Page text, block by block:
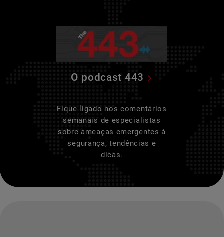
O podcast 443
Fique ligado nos comentários
semanais de especialistas
sobre ameaças emergentes à
segurança, tendências e
dicas.